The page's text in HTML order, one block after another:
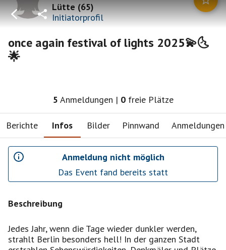
Lütte(65)
Initiatorprofil
once again festival of lights 2025💫🌜
🌟
5 Anmeldungen | 0 freie Plätze
Berichte Infos Bilder Pinnwand Anmeldungen
Anmeldung nicht möglich
Das Event fand bereits statt
Beschreibung
Jedes Jahr, wenn die Tage wieder dunkler werden,
strahlt Berlin besonders hell! In der ganzen Stadt